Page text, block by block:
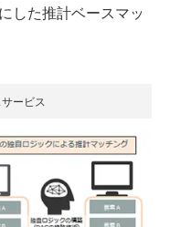
した推計ベースマッ
ービス